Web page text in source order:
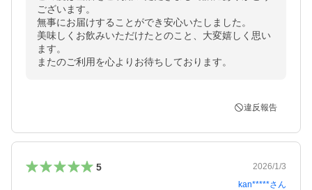
ございます。
無事にお届けすることができ安心いたしました。
美味しくお飲みいただけたとのこと、大変嬉しく思い
ます。
またのご利用を心よりお待ちしております。
違反報告
5
2026/1/3
kan*****さん